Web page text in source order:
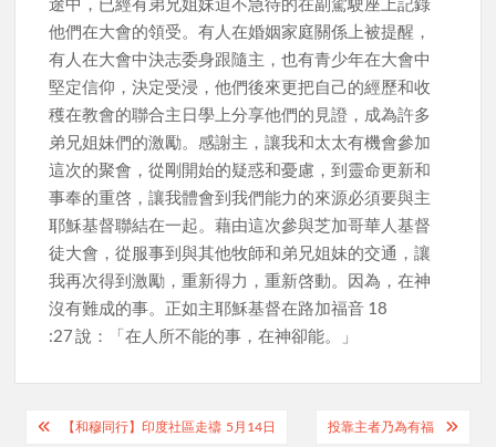
他們在大會的領受。有人在婚姻家庭關係上被提醒，
有人在大會中決志委身跟隨主，也有青少年在大會中
堅定信仰，決定受浸，他們後來更把自己的經歷和收
穫在教會的聯合主日學上分享他們的見證，成為許多
弟兄姐妹們的激勵。感謝主，讓我和太太有機會參加
這次的聚會，從剛開始的疑惑和憂慮，到靈命更新和
事奉的重啓，讓我體會到我們能力的來源必須要與主
耶穌基督聯結在一起。藉由這次參與芝加哥華人基督
徒大會，從服事到與其他牧師和弟兄姐妹的交通，讓
我再次得到激勵，重新得力，重新啓動。因為，在神
沒有難成的事。正如主耶穌基督在路加福音 18
:27 說：「在人所不能的事，在神卻能。」
Post【和穆同行】印度社區走禱 5月14日 投靠主者乃為有福